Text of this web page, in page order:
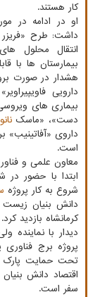
کار هستند.
او در ادامه در
داشت: طرح
انتقال محلول
هشدار در صورت
دارویی
بیماری های
دست»، «ماسکنانو
داروی
است.
معاون علمی و
ابتدا با حضور
شروع به کار پروژه
دانش بنیان زیست
کرمانشاه بازدید کرد.
دیدار با نماینده
پروژه برج فناوری
تحت حمایت پارک
اقتصاد دانش
سفر است.